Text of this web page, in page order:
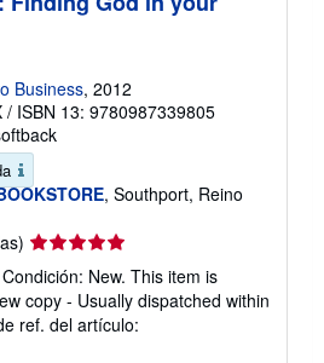
Business, 2012
/ ISBN 13: 9780987339805
, Southport, Reino
Calificación
del
vendedor:
5
de
New. This item is
copy - Usually dispatched within
ref. del artículo: